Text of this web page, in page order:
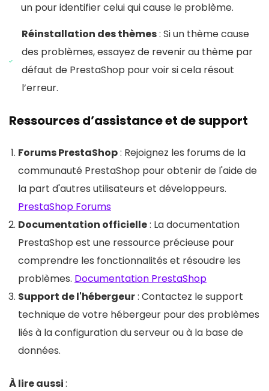
un pour identifier celui qui cause le problème.
Réinstallation des thèmes: Si un thème cause
des problèmes, essayez de revenir au thème par
défaut de PrestaShop pour voir si cela résout
l’erreur.
Ressources d’assistance et de support
Forums PrestaShop: Rejoignez les forums de la
communauté PrestaShop pour obtenir de l'aide de
la part d'autres utilisateurs et développeurs.
PrestaShop Forums
Documentation officielle: La documentation
PrestaShop est une ressource précieuse pour
comprendre les fonctionnalités et résoudre les
problèmes. Documentation PrestaShop
Support de l'hébergeur: Contactez le support
technique de votre hébergeur pour des problèmes
liés à la configuration du serveur ou à la base de
données.
À lire aussi: